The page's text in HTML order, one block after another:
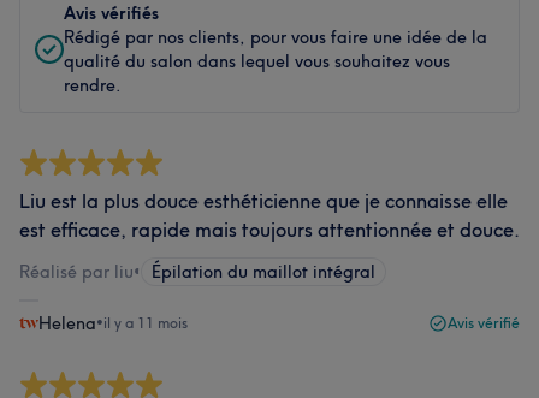
Avis vérifiés
Rédigé par nos clients, pour vous faire une idée de la
qualité du salon dans lequel vous souhaitez vous
rendre.
Liu est la plus douce esthéticienne que je connaisse elle
est efficace, rapide mais toujours attentionnée et douce.
Réalisé par liu• Épilation du maillot intégral
Helena•il y a 11 mois Avis vérifié